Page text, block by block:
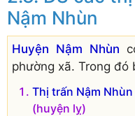
Nậm Nhùn
Huyện Nậm Nhùn
phường xã. Trong đó
Thị trấn Nậm Nhùn
(huyện lỵ)